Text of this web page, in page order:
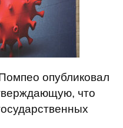
опубликовал
что